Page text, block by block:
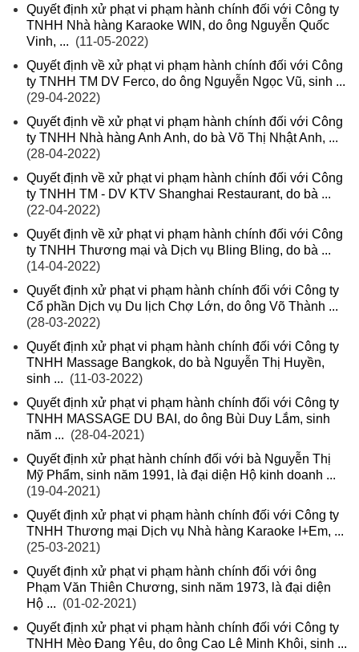
Quyết định xử phạt vi phạm hành chính đối với Công ty
TNHH Nhà hàng Karaoke WIN, do ông Nguyễn Quốc
Vinh, ... (11-05-2022)
Quyết định về xử phạt vi phạm hành chính đối với Công
ty TNHH TM DV Ferco, do ông Nguyễn Ngọc Vũ, sinh ...
(29-04-2022)
Quyết định về xử phạt vi phạm hành chính đối với Công
ty TNHH Nhà hàng Anh Anh, do bà Võ Thị Nhật Anh, ...
(28-04-2022)
Quyết định về xử phạt vi phạm hành chính đối với Công
ty TNHH TM - DV KTV Shanghai Restaurant, do bà ...
(22-04-2022)
Quyết định về xử phạt vi phạm hành chính đối với Công
ty TNHH Thương mại và Dịch vụ Bling Bling, do bà ...
(14-04-2022)
Quyết định xử phạt vi phạm hành chính đối với Công ty
Cổ phần Dịch vụ Du lịch Chợ Lớn, do ông Võ Thành ...
(28-03-2022)
Quyết định xử phạt vi phạm hành chính đối với Công ty
TNHH Massage Bangkok, do bà Nguyễn Thị Huyền,
sinh ... (11-03-2022)
Quyết định xử phạt vi phạm hành chính đối với Công ty
TNHH MASSAGE DU BAI, do ông Bùi Duy Lắm, sinh
năm ... (28-04-2021)
Quyết định xử phạt hành chính đối với bà Nguyễn Thị
Mỹ Phẩm, sinh năm 1991, là đại diện Hộ kinh doanh ...
(19-04-2021)
Quyết định xử phạt vi phạm hành chính đối với Công ty
TNHH Thương mại Dịch vụ Nhà hàng Karaoke I+Em, ...
(25-03-2021)
Quyết định xử phạt vi phạm hành chính đối với ông
Phạm Văn Thiên Chương, sinh năm 1973, là đại diện
Hộ ... (01-02-2021)
Quyết định xử phạt vi phạm hành chính đối với Công ty
TNHH Mèo Đang Yêu, do ông Cao Lê Minh Khôi, sinh ...